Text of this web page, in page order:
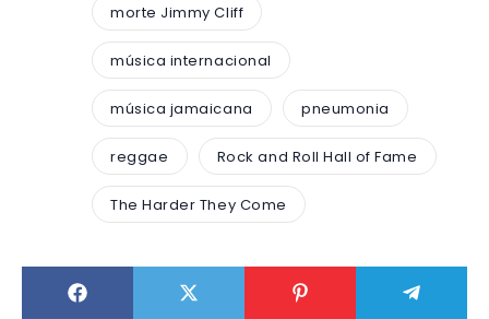
morte Jimmy Cliff
música internacional
música jamaicana pneumonia
reggae Rock and Roll Hall of Fame
The Harder They Come